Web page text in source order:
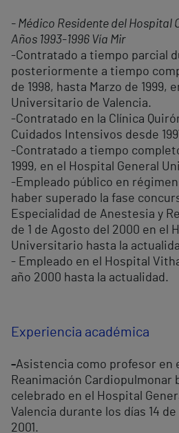
- Médico Residente del Hospital
Años 1993-1996 Vía Mir
-Contratado a tiempo parcial
posteriormente a tiempo
de 1998, hasta Marzo de 1999,
Universitario de Valencia.
-Contratado en la Clínica
Cuidados Intensivos desde
-Contratado a tiempo
1999, en el Hospital General
-Empleado público en
haber superado la fase
Especialidad de Anestesia y
de 1 de Agosto del 2000 en el
Universitario hasta la
- Empleado en el Hospital
año 2000 hasta la actualidad.
Experiencia académica
-Asistencia como profesor en
Reanimación Cardiopulmonar
celebrado en el Hospital
Valencia durante los días 14 de
2001.